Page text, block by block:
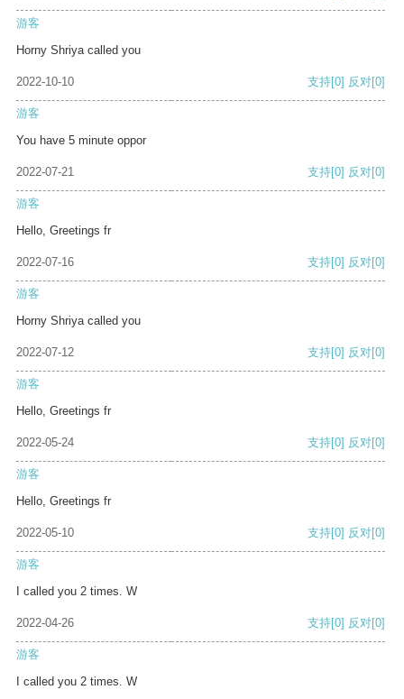
游客
Horny Shriya called you
2022-10-10 支持[0] 反对[0]
游客
You have 5 minute oppor
2022-07-21 支持[0] 反对[0]
游客
Hello, Greetings fr
2022-07-16 支持[0] 反对[0]
游客
Horny Shriya called you
2022-07-12 支持[0] 反对[0]
游客
Hello, Greetings fr
2022-05-24 支持[0] 反对[0]
游客
Hello, Greetings fr
2022-05-10 支持[0] 反对[0]
游客
I called you 2 times. W
2022-04-26 支持[0] 反对[0]
游客
I called you 2 times. W